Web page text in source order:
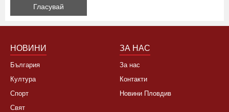
НОВИНИ
България
Култура
Спорт
Свят
ЗА НАС
За нас
Контакти
Новини Пловдив